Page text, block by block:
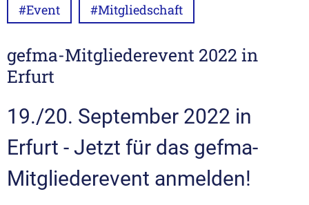
#Event #Mitgliedschaft
gefma-Mitgliederevent 2022 in
Erfurt
19./20. September 2022 in
Erfurt - Jetzt für das gefma-
Mitgliederevent anmelden!